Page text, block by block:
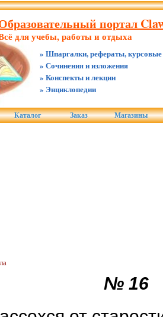
портал
для учебы, работы и отдыха
» Шпаргалки, рефераты, курсовые
» Сочинения и изложения
» Конспекты и лекции
» Энциклопедии
Каталог Заказ Магазины
№ 16